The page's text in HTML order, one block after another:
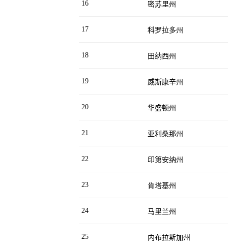
16 密苏里州
17 科罗拉多州
18 田纳西州
19 威斯康辛州
20 华盛顿州
21 亚利桑那州
22 印第安纳州
23 肯塔基州
24 马里兰州
25 内布拉斯加州